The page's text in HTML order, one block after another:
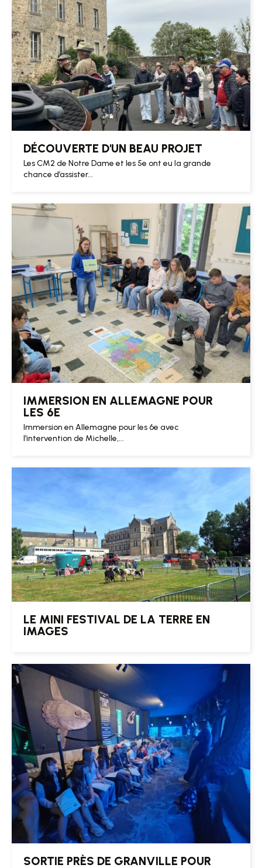
DÉCOUVERTE D'UN BEAU PROJET
Les CM2 de Notre Dame et les 5e ont eu la grande
chance d’assister...
IMMERSION EN ALLEMAGNE POUR
LES 6E
Immersion en Allemagne pour les 6e avec
l’intervention de Michelle,...
LE MINI FESTIVAL DE LA TERRE EN
IMAGES
SORTIE PRÈS DE GRANVILLE POUR